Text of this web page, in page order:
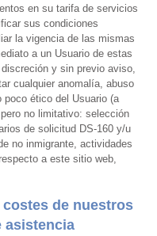
en su tarifa de servicios
sus condiciones
la vigencia de las mismas
a un Usuario de estas
y sin previo aviso,
cualquier anomalía, abuso
poco ético del Usuario (a
no limitativo: selección
de solicitud DS-160 y/u
no inmigrante, actividades
a este sitio web,
costes de nuestros
asistencia